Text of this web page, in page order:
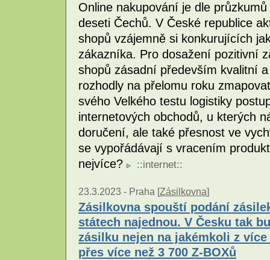
Online nakupování je dle
deseti Čechů. V České republice
shopů vzájemně si konkurujících
zákazníka. Pro dosažení pozitivní
shopů zásadní především kvalitní
rozhodly na přelomu roku
svého Velkého testu logistiky
internetových obchodů, u kterých
doručení, ale také přesnost ve
se vypořádávají s vracením
nejvíce?
::internet::
23.3.2023 - Praha [Zásilkovna]
Zásilkovna spouští podání
státech najednou. V Česku tak
zásilku nejen na jakémkoli z
přes více než 3 700 Z-BOXů